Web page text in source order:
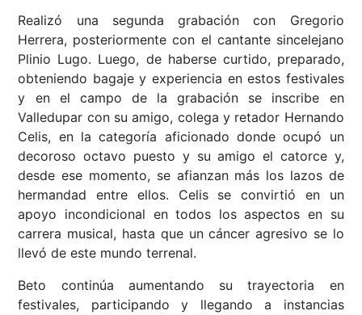
Realizó una segunda grabación con Gregorio
Herrera, posteriormente con el cantante sincelejano
Plinio Lugo. Luego, de haberse curtido, preparado,
obteniendo bagaje y experiencia en estos festivales
y en el campo de la grabación se inscribe en
Valledupar con su amigo, colega y retador Hernando
Celis, en la categoría aficionado donde ocupó un
decoroso octavo puesto y su amigo el catorce y,
desde ese momento, se afianzan más los lazos de
hermandad entre ellos. Celis se convirtió en un
apoyo incondicional en todos los aspectos en su
carrera musical, hasta que un cáncer agresivo se lo
llevó de este mundo terrenal.
Beto continúa aumentando su trayectoria en
festivales, participando y llegando a instancias